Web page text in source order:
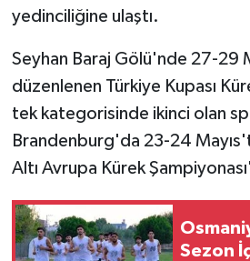
yedinciliğine ulaştı.
Seyhan Baraj Gölü'nde 27-29
düzenlenen Türkiye Kupası
tek kategorisinde ikinci olan
Brandenburg'da 23-24
Altı Avrupa Kürek
Sezon